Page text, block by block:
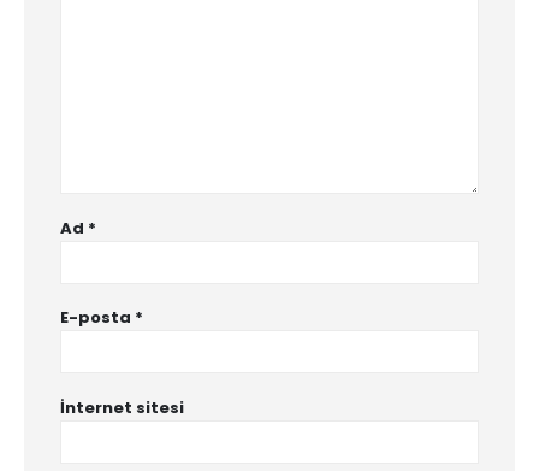
Ad *
E-posta *
İnternet sitesi